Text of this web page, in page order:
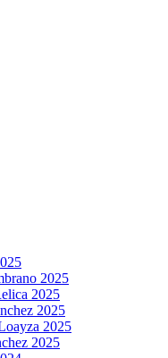
2025
2025
2025
2025
2025